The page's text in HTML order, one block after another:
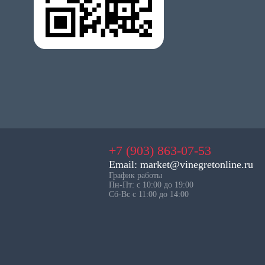
+7 (903) 863-07-53
Email: market@vinegretonline.ru
График работы
Пн-Пт: с 10:00 до 19:00
Сб-Вс с 11:00 до 14:00